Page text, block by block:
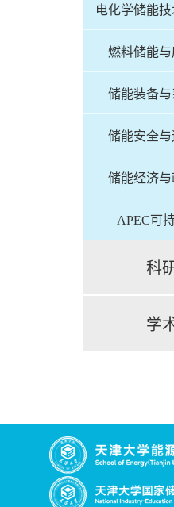
电化学储能技
燃料储能
储能装备
储能安全
储能经济
APEC可
科
学